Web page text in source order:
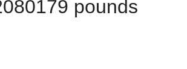
pounds